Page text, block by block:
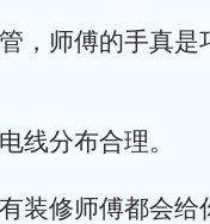
师傅的手真是
分布合理。
修师傅都会给